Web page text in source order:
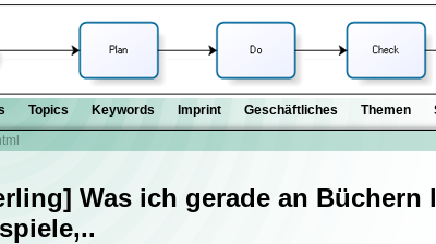
Topics Keywords Imprint Geschäftliches Themen
Was ich gerade an Büchern